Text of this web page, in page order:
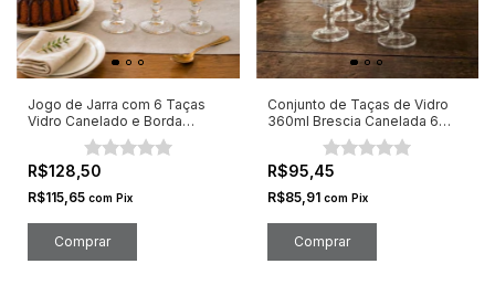
Jogo de Jarra com 6 Taças
Vidro Canelado e Borda
R$128,50
R$115,65 com Pix
Conjunto de Taças de Vidro
360ml Brescia Canelada 6
R$95,45
R$85,91 com Pix